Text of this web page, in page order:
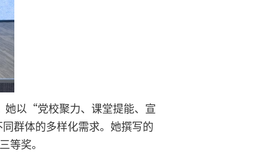
她以“党校聚力、课堂提能、宣
群体的多样化需求。她撰写的
奖。